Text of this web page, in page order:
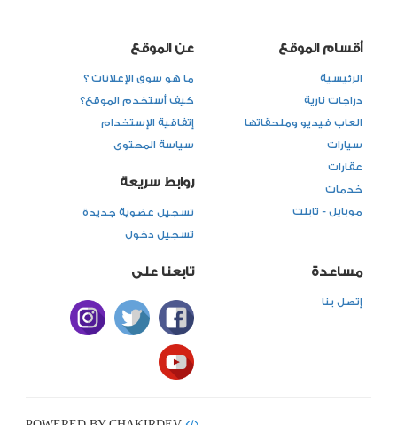
أقسام الموقع
الرئيسية
دراجات نارية
العاب فيديو وملحقاتها
سيارات
عقارات
خدمات
موبايل - تابلت
عن الموقع
ما هو سوق الإعلانات ؟
كيف أستخدم الموقع؟
إتفاقية الإستخدام
سياسة المحتوى
روابط سريعة
تسجيل عضوية جديدة
تسجيل دخول
مساعدة
إتصل بنا
تابعنا على